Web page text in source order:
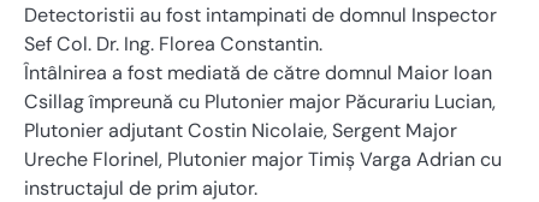
Detectoristii au fost intampinati de domnul Inspector
Sef Col. Dr. Ing. Florea Constantin.
Întâlnirea a fost mediată de către domnul Maior Ioan
Csillag împreună cu Plutonier major Păcurariu Lucian,
Plutonier adjutant Costin Nicolaie, Sergent Major
Ureche Florinel, Plutonier major Timiș Varga Adrian cu
instructajul de prim ajutor.